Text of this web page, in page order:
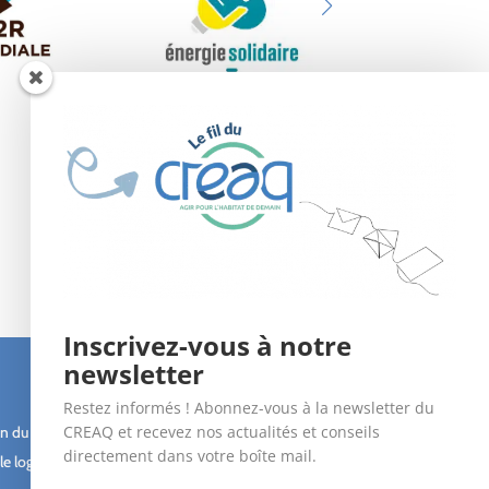
du bâti
logement
Suivez-nous !
Inscrivez-vous à notre
newsletter
Restez informés ! Abonnez-vous à la newsletter du
CREAQ et recevez nos actualités et conseils
directement dans votre boîte mail.